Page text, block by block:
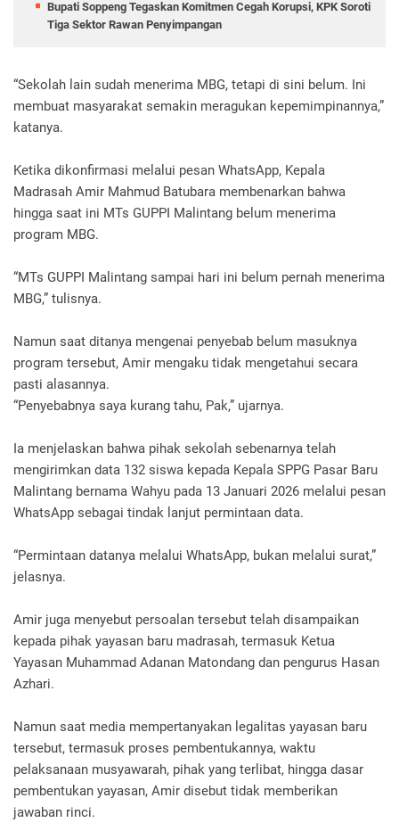
Bupati Soppeng Tegaskan Komitmen Cegah Korupsi, KPK Soroti
Tiga Sektor Rawan Penyimpangan
“Sekolah lain sudah menerima MBG, tetapi di sini belum. Ini
membuat masyarakat semakin meragukan kepemimpinannya,”
katanya.
Ketika dikonfirmasi melalui pesan WhatsApp, Kepala
Madrasah Amir Mahmud Batubara membenarkan bahwa
hingga saat ini MTs GUPPI Malintang belum menerima
program MBG.
“MTs GUPPI Malintang sampai hari ini belum pernah menerima
MBG,” tulisnya.
Namun saat ditanya mengenai penyebab belum masuknya
program tersebut, Amir mengaku tidak mengetahui secara
pasti alasannya.
“Penyebabnya saya kurang tahu, Pak,” ujarnya.
Ia menjelaskan bahwa pihak sekolah sebenarnya telah
mengirimkan data 132 siswa kepada Kepala SPPG Pasar Baru
Malintang bernama Wahyu pada 13 Januari 2026 melalui pesan
WhatsApp sebagai tindak lanjut permintaan data.
“Permintaan datanya melalui WhatsApp, bukan melalui surat,”
jelasnya.
Amir juga menyebut persoalan tersebut telah disampaikan
kepada pihak yayasan baru madrasah, termasuk Ketua
Yayasan Muhammad Adanan Matondang dan pengurus Hasan
Azhari.
Namun saat media mempertanyakan legalitas yayasan baru
tersebut, termasuk proses pembentukannya, waktu
pelaksanaan musyawarah, pihak yang terlibat, hingga dasar
pembentukan yayasan, Amir disebut tidak memberikan
jawaban rinci.